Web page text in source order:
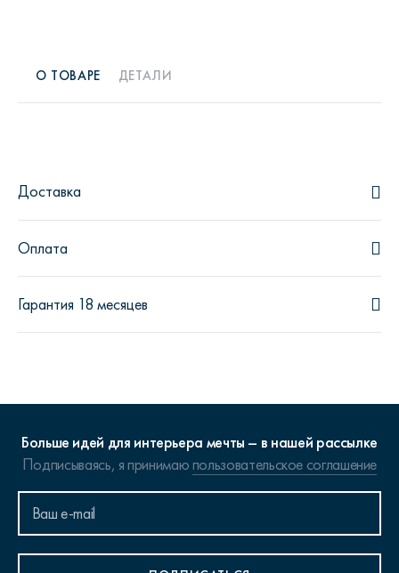
О ТОВАРЕ ДЕТАЛИ
Доставка
Оплата
Гарантия 18 месяцев
Больше идей для интерьера мечты – в нашей рассылке
Подписываясь, я принимаюпользовательское соглашение